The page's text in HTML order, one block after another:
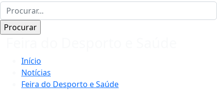
Início
Notícias
Feira do Desporto e Saúde